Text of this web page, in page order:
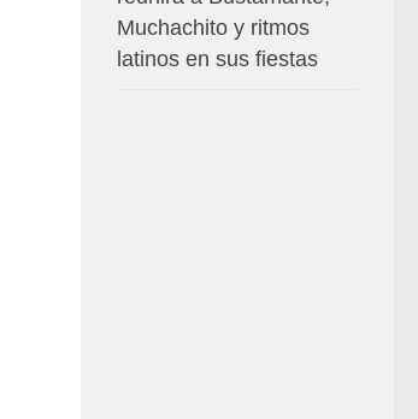
Muchachito y ritmos
latinos en sus fiestas